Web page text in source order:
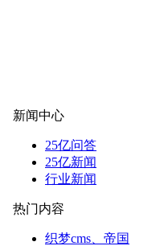
新闻中心
25亿问答
25亿新闻
行业新闻
热门内容
织梦cms、帝国